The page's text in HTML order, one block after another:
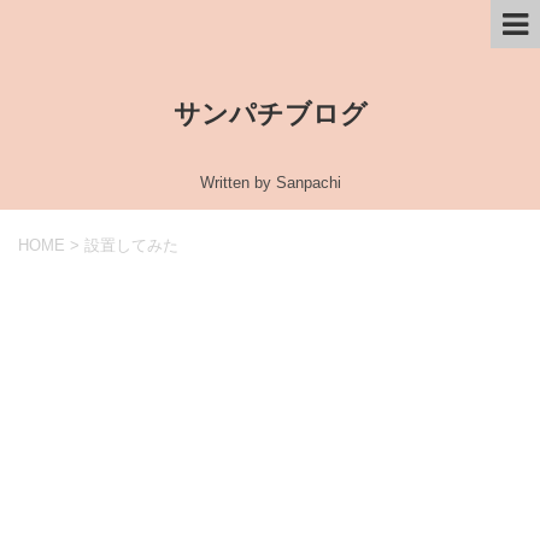
サンパチブログ
Written by Sanpachi
HOME > 設置してみた